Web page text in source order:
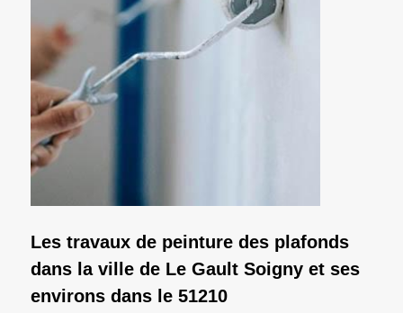
Les travaux de peinture des plafonds
dans la ville de Le Gault Soigny et ses
environs dans le 51210